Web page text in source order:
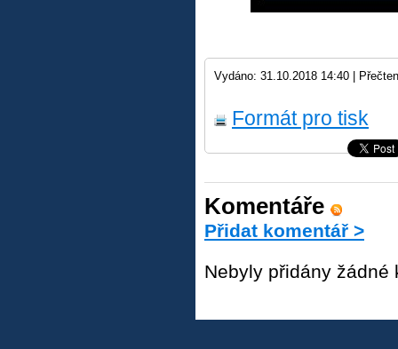
Vydáno: 31.10.2018 14:40 |
Formát pro tisk
Komentáře
Přidat komentář >
Nebyly přidány žádné